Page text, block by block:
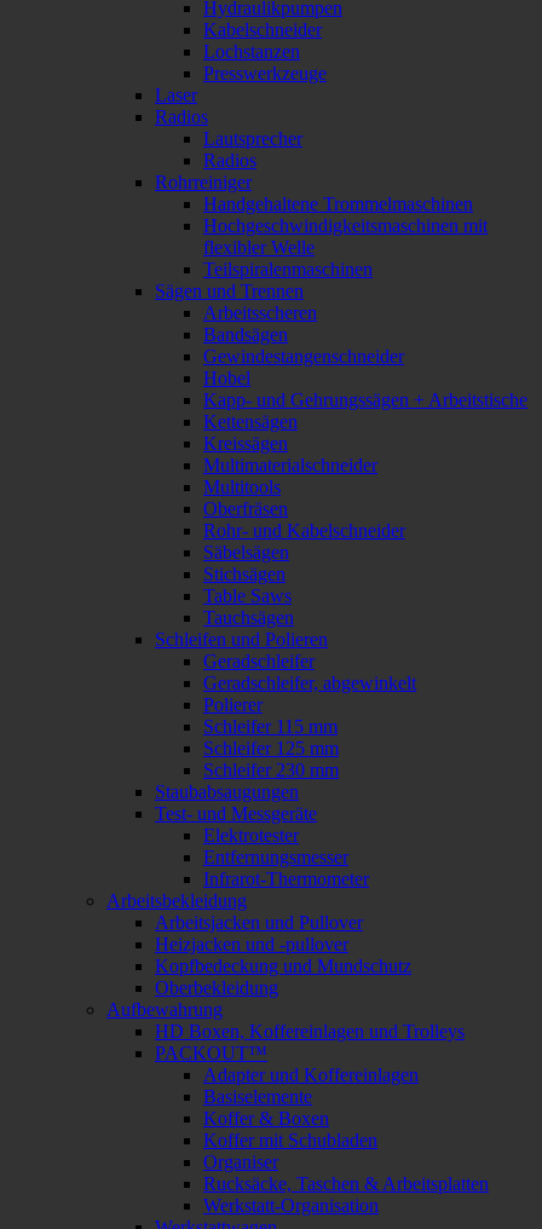
Hydraulikpumpen
Kabelschneider
Lochstanzen
Presswerkzeuge
Laser
Radios
Lautsprecher
Radios
Rohrreiniger
Handgehaltene Trommelmaschinen
Hochgeschwindigkeitsmaschinen mit
flexibler Welle
Teilspiralenmaschinen
Sägen und Trennen
Arbeitsscheren
Bandsägen
Gewindestangenschneider
Hobel
Kapp- und Gehrungssägen + Arbeitstische
Kettensägen
Kreissägen
Multimaterialschneider
Multitools
Oberfräsen
Rohr- und Kabelschneider
Säbelsägen
Stichsägen
Table Saws
Tauchsägen
Schleifen und Polieren
Geradschleifer
Geradschleifer, abgewinkelt
Polierer
Schleifer 115 mm
Schleifer 125 mm
Schleifer 230 mm
Staubabsaugungen
Test- und Messgeräte
Elektrotester
Entfernungsmesser
Infrarot-Thermometer
Arbeitsbekleidung
Arbeitsjacken und Pullover
Heizjacken und -pullover
Kopfbedeckung und Mundschutz
Oberbekleidung
Aufbewahrung
HD Boxen, Koffereinlagen und Trolleys
PACKOUT™
Adapter und Koffereinlagen
Basiselemente
Koffer & Boxen
Koffer mit Schubladen
Organiser
Rucksäcke, Taschen & Arbeitsplatten
Werkstatt-Organisation